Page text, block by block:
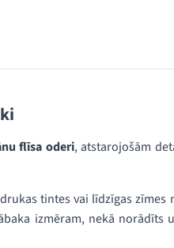
flīsa oderi, atstarojošām
tintes vai līdzīgas zīmes
izmēram, nekā